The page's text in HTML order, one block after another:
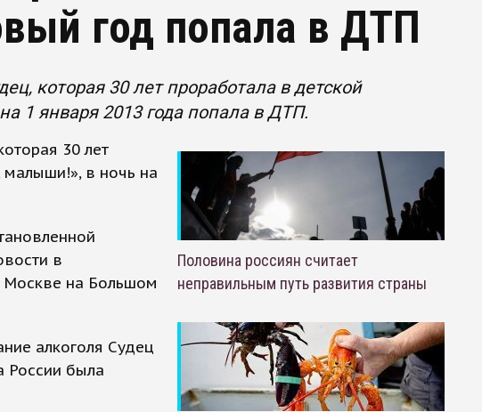
год попала в ДТП
которая 30 лет проработала в детской
1 января 2013 года попала в ДТП.
30 лет
малыши!», в ночь на
в
Москве на Большом
алкоголя Судец
России была
Половина россиян считает
неправильным путь развития страны